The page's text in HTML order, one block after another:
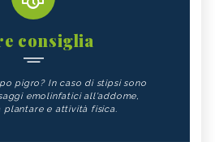
consiglia
pigro? In caso di stipsi sono
emolinfatici all'addome,
plantare e attività fisica.